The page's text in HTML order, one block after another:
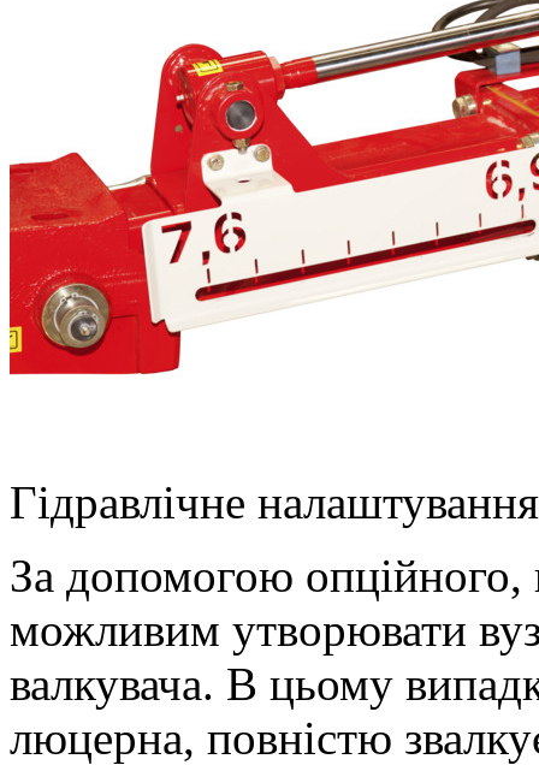
Гідравлічне налаштування
За допомогою опційного,
можливим утворювати
валкувача. В цьому
люцерна, повністю